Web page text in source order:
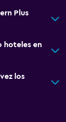
Plus
hoteles en
los